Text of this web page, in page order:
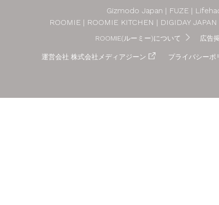
Gizmodo Japan FUZE
ROOMIE
ROOMIE KITCHEN DIGIDAY JAPAN
ROOMIE(ルーミー)について 広告
運営会社 株式会社メディアジーン プライバシーポ